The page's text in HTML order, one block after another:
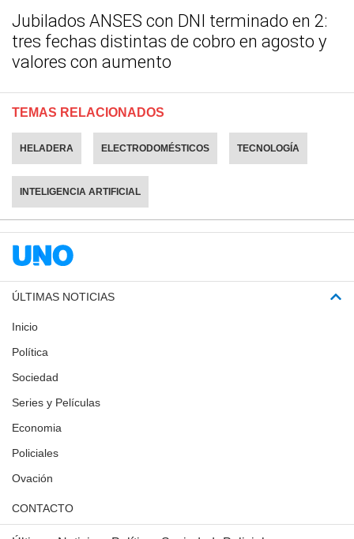
Jubilados ANSES con DNI terminado en 2:
tres fechas distintas de cobro en agosto y
valores con aumento
TEMAS RELACIONADOS
HELADERA ELECTRODOMÉSTICOS TECNOLOGÍA
INTELIGENCIA ARTIFICIAL
ÚLTIMAS NOTICIAS
Inicio
Política
Sociedad
Series y Películas
Economia
Policiales
Ovación
CONTACTO